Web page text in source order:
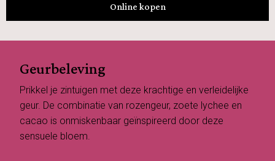
Online kopen
Geurbeleving
Prikkel je zintuigen met deze krachtige en verleidelijke
geur. De combinatie van rozengeur, zoete lychee en
cacao is onmiskenbaar geïnspireerd door deze
sensuele bloem.